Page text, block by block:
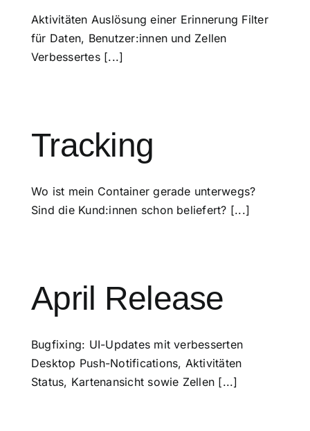
Aktivitäten Auslösung einer Erinnerung Filter
für Daten, Benutzer:innen und Zellen
Verbessertes [...]
Tracking
Wo ist mein Container gerade unterwegs?
Sind die Kund:innen schon beliefert? [...]
April Release
Bugfixing: UI-Updates mit verbesserten
Desktop Push-Notifications, Aktivitäten
Status, Kartenansicht sowie Zellen [...]